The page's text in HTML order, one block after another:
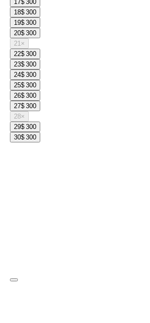
17$ 300
18$ 300
19$ 300
20$ 300
21×
22$ 300
23$ 300
24$ 300
25$ 300
26$ 300
27$ 300
28×
29$ 300
30$ 300